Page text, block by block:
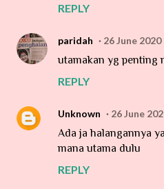
REPLY
paridah 26 June
utamakan yg penting
REPLY
Unknown 26 June
Ada ja halangannya
mana utama dulu
REPLY